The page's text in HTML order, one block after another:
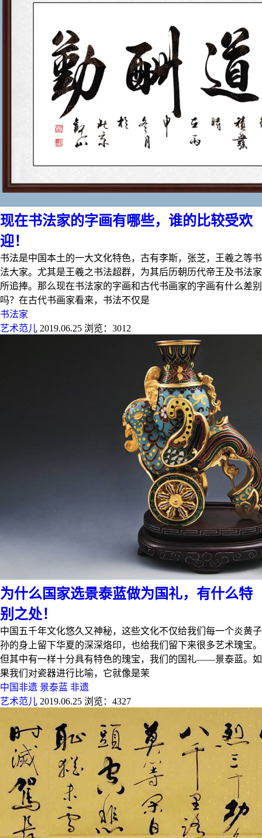
现在书法家的字画有哪些，谁的比较受欢
迎！
书法是中国本土的一大文化特色，古有李斯，张芝，王羲之等书
法大家。尤其是王羲之书法超群，为其后历朝历代帝王及书法家
所追捧。那么现在书法家的字画和古代书画家的字画有什么差别
吗？在古代书画家看来，书法不仅是
书法家
艺术范儿 2019.06.25 浏览：3012
为什么国家选景泰蓝做为国礼，有什么特
别之处！
中国五千年文化悠久又神秘，这些文化不仅给我们每一个炎黄子
孙的身上留下华夏的深深烙印，也给我们留下来很多艺术瑰宝。
但其中有一样十分具有特色的瑰宝，我们的国礼——景泰蓝。如
果我们对瓷器进行比喻，它就像是茉
中国非遗 景泰蓝 非遗
艺术范儿 2019.06.25 浏览：4327